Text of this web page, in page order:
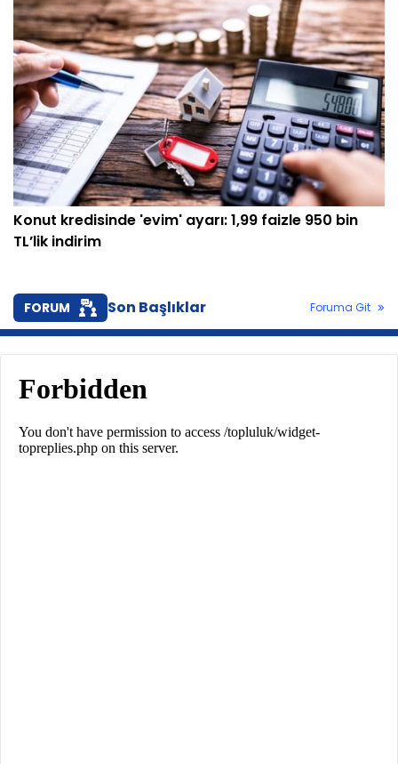
Konut kredisinde 'evim' ayarı: 1,99 faizle 950 bin
TL’lik indirim
FORUM Son Başlıklar Foruma Git